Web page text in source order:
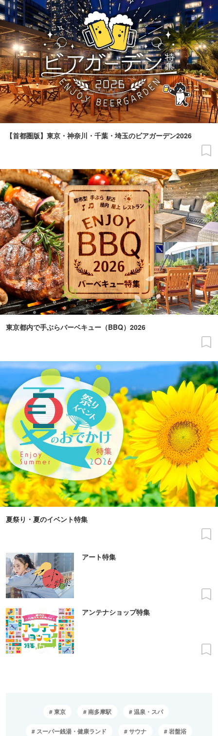
【首都圏版】東京・神奈川・千葉・埼玉のビアガーデン2026
東京都内で手ぶらバーベキュー（BBQ）2026
夏祭り・夏のイベント特集
アート特集
アンテナショップ特集
東京 南多摩駅 温泉・スパ
スーパー銭湯・健康ランド サウナ 岩盤浴